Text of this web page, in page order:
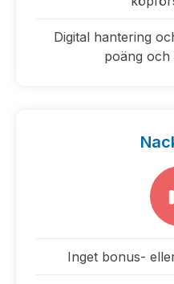
Digital hantering
poäng
Inget bonus-